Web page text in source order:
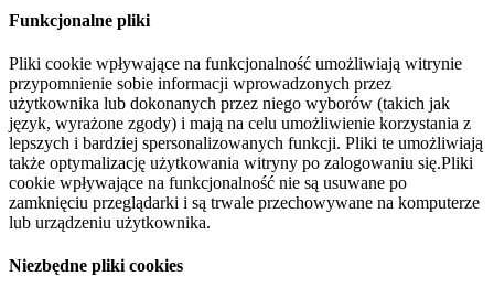
Funkcjonalne pliki
Pliki cookie wpływające na funkcjonalność umożliwiają witrynie
przypomnienie sobie informacji wprowadzonych przez
użytkownika lub dokonanych przez niego wyborów (takich jak
język, wyrażone zgody) i mają na celu umożliwienie korzystania z
lepszych i bardziej spersonalizowanych funkcji. Pliki te umożliwiają
także optymalizację użytkowania witryny po zalogowaniu się.Pliki
cookie wpływające na funkcjonalność nie są usuwane po
zamknięciu przeglądarki i są trwale przechowywane na komputerze
lub urządzeniu użytkownika.
Niezbędne pliki cookies